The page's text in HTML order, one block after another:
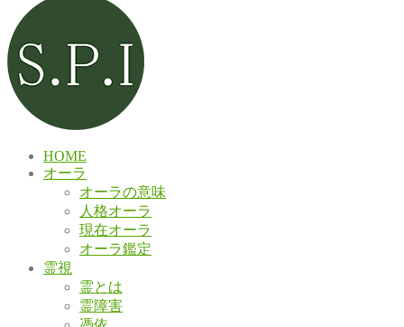
HOME
オーラ
オーラの意味
人格オーラ
現在オーラ
オーラ鑑定
霊視
霊とは
霊障害